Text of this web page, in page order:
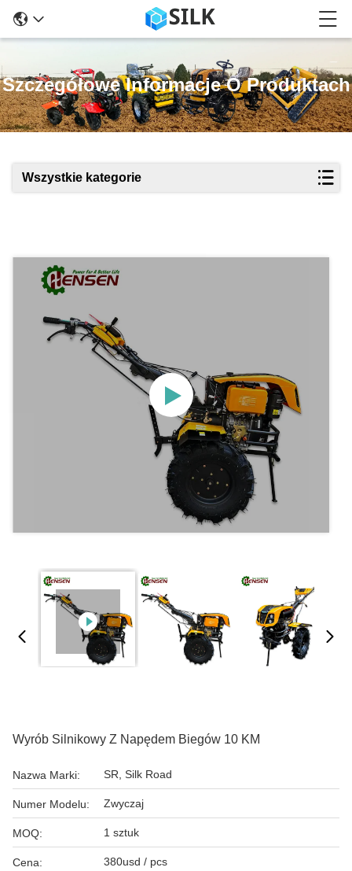
Szczegółowe Informacje O Produktach
Wszystkie kategorie
Wyrób Silnikowy Z Napędem Biegów 10 KM
Nazwa Marki: SR, Silk Road
Numer Modelu: Zwyczaj
MOQ: 1 sztuk
Cena: 380usd / pcs